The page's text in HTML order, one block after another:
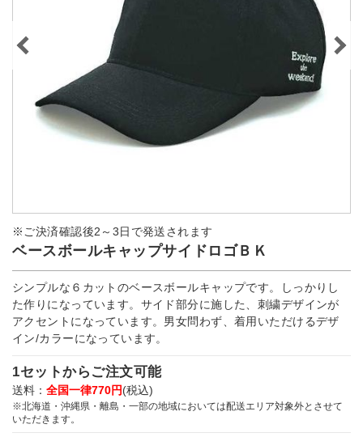
※ご決済確認後2～3日で発送されます
ベースボールキャップサイドロゴＢＫ
シンプルな６カットのベースボールキャップです。しっかりし
た作りになっています。サイド部分に施した、刺繍デザインが
アクセントになっています。男女問わず、着用いただけるデザ
イン/カラーになっています。
1セットからご注文可能
送料： 全国一律770円(税込)
※北海道・沖縄県・離島・一部の地域においては配送エリア対象外とさせて
いただきます。